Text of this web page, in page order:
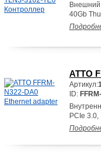
Внешний
40Gb
ATTO
Артикул:
ID:
PCIe